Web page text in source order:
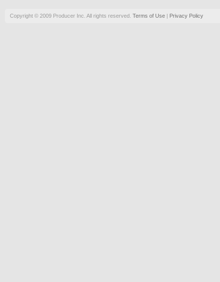
Copyright © 2009 Producer Inc. All rights reserved. Terms of Use| Privacy Policy